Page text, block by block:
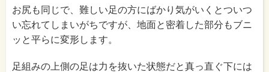
お尻も同じで、難しい足の方にばかり気がいくとついつ
い忘れてしまいがちですが、地面と密着した部分もブニ
ッと平らに変形します。
足組みの上側の足は力を抜いた状態だと真っ直ぐ下には